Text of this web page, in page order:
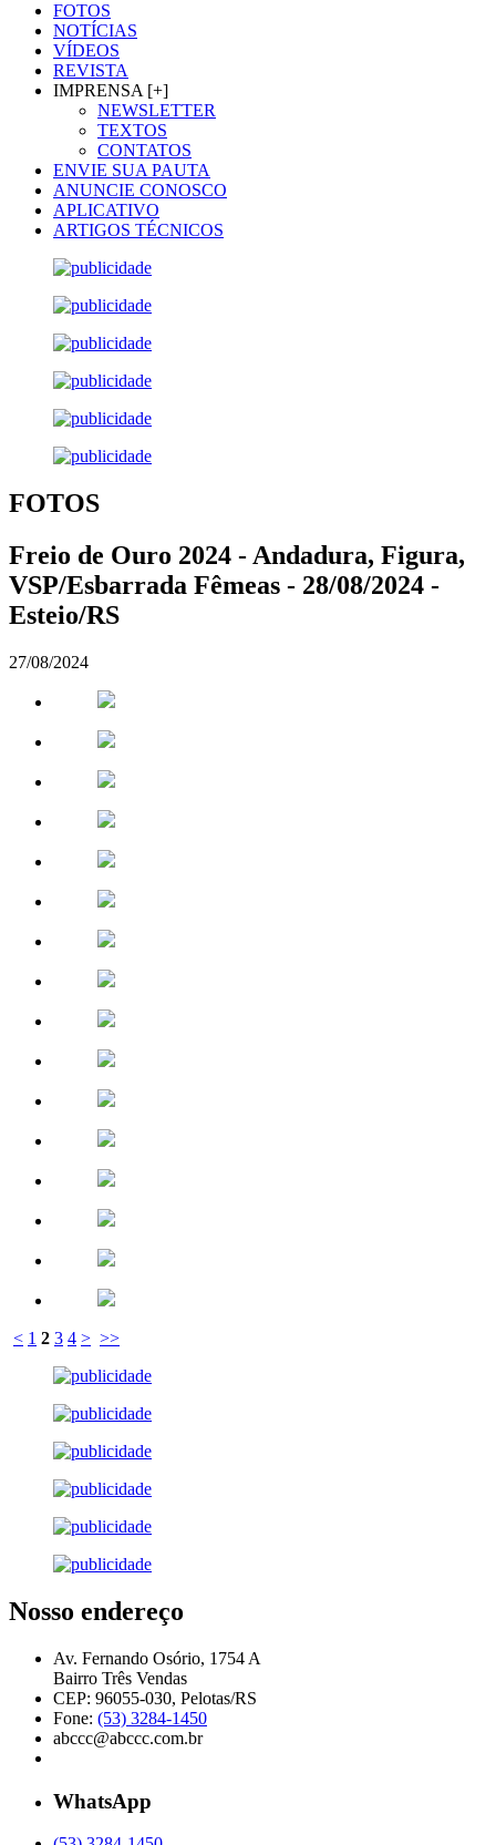
FOTOS
NOTÍCIAS
VÍDEOS
REVISTA
IMPRENSA [+]
NEWSLETTER
TEXTOS
CONTATOS
ENVIE SUA PAUTA
ANUNCIE CONOSCO
APLICATIVO
ARTIGOS TÉCNICOS
FOTOS
Freio de Ouro 2024 - Andadura, Figura,
VSP/Esbarrada Fêmeas - 28/08/2024 -
Esteio/RS
27/08/2024
< 1 2 3 4 > >>
Nosso endereço
Av. Fernando Osório, 1754 A
Bairro Três Vendas
CEP: 96055-030, Pelotas/RS
Fone: (53) 3284-1450
abccc@abccc.com.br
WhatsApp